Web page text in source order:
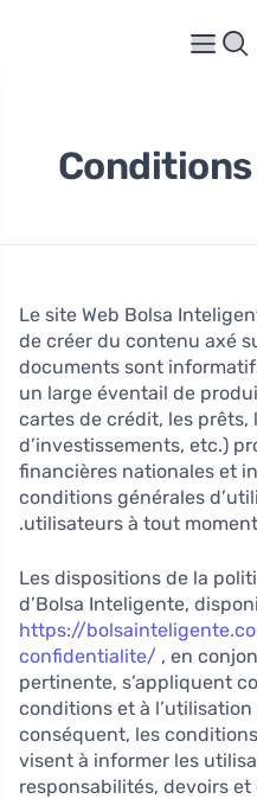
Le site Web Bolsa
de créer du contenu axé
documents sont
un large éventail de
cartes de crédit, les
d’investissements, etc.)
financières nationales et
conditions générales
utilisateurs à tout moment.
Les dispositions de la
d’Bolsa Inteligente,
https://
confidentialite/ , en
pertinente, s’appliquent
conditions et à l’utilisation
conséquent, les
visent à informer les
responsabilités, devoirs et